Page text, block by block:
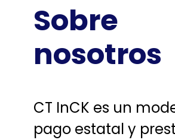
Sobre
nosotros
CT InCK es un
pago estatal y